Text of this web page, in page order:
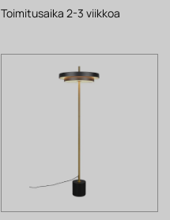
70 €. 55 €.
Toimitusaika 2-3 viikkoa